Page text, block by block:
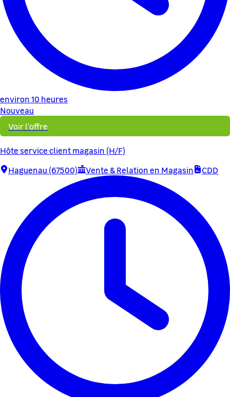
environ 10 heures
Nouveau
Voir l'offre
Hôte service client magasin (H/F)
Haguenau (67500)
Vente & Relation en Magasin CDD